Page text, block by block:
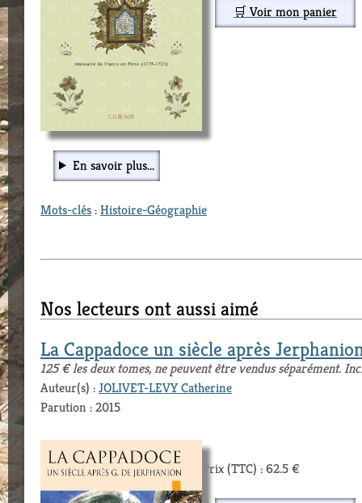
🛒 Voir mon panier
En savoir plus...
Mots-clés:Histoire-Géographie
Nos lecteurs ont aussi aimé
La Cappadoce un siècle après
125 € les deux tomes, ne peuvent être vendus séparément.
Auteur(s) :JOLIVET-LEVY Catherine
Parution : 2015
Prix (TTC) : 62.5 €